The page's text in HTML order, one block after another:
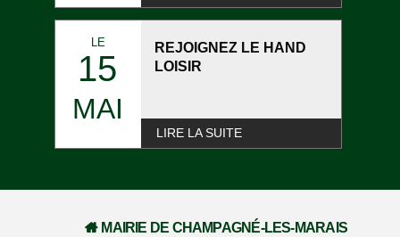
LE
15
MAI
REJOIGNEZ LE HAND
LOISIR
LIRE LA SUITE
MAIRIE DE CHAMPAGNÉ-LES-MARAIS